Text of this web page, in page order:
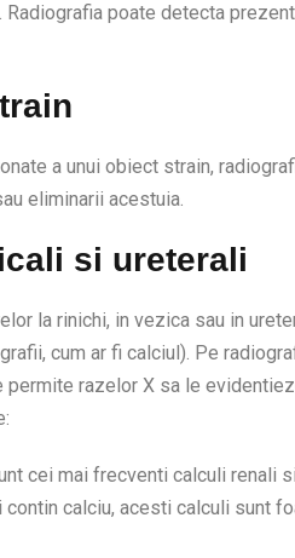
poate detecta
a unui obiect strain,
eliminarii acestuia.
si ureterali
la rinichi, in vezica sau in
cum ar fi calciul). Pe
razelor X sa le
cei mai frecventi calculi renali
calciu, acesti calculi sunt